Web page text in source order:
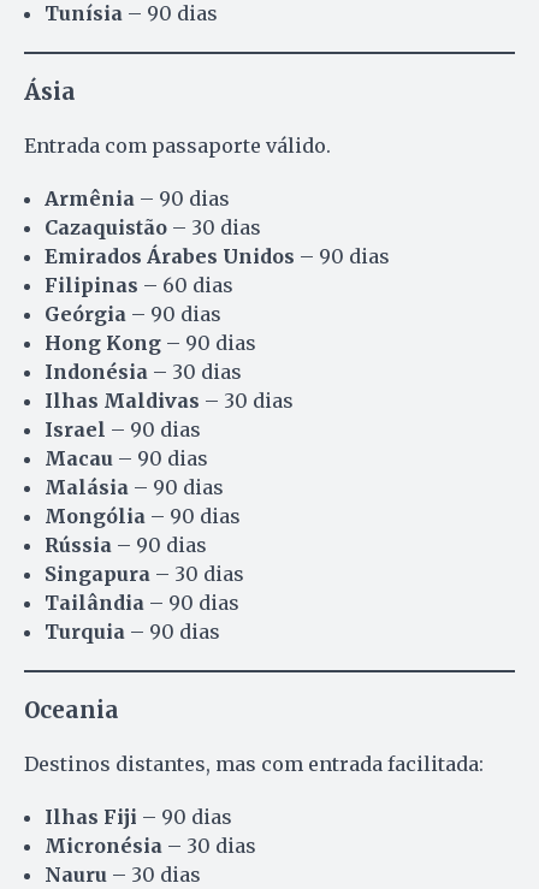
Tunísia – 90 dias
Ásia
Entrada com passaporte válido.
Armênia – 90 dias
Cazaquistão – 30 dias
Emirados Árabes Unidos – 90 dias
Filipinas – 60 dias
Geórgia – 90 dias
Hong Kong – 90 dias
Indonésia – 30 dias
Ilhas Maldivas – 30 dias
Israel – 90 dias
Macau – 90 dias
Malásia – 90 dias
Mongólia – 90 dias
Rússia – 90 dias
Singapura – 30 dias
Tailândia – 90 dias
Turquia – 90 dias
Oceania
Destinos distantes, mas com entrada facilitada:
Ilhas Fiji – 90 dias
Micronésia – 30 dias
Nauru – 30 dias